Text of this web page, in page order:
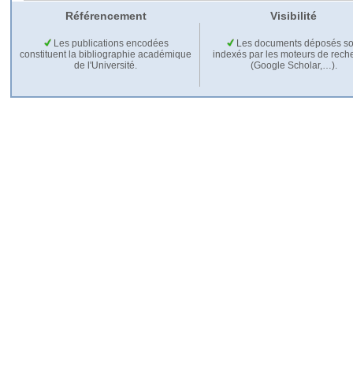
Référencement Visibilité
Les publications encodées
constituent la bibliographie académique
de l'Université.
Les documents déposés
indexés par les moteurs de
(Google Scholar,…).